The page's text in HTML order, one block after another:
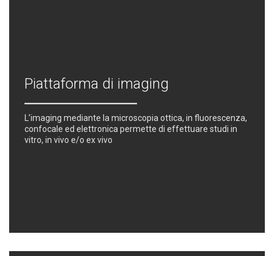
Piattaforma di imaging
L’imaging mediante la microscopia ottica, in fluorescenza,
confocale ed elettronica permette di effettuare studi in
vitro, in vivo e/o ex vivo